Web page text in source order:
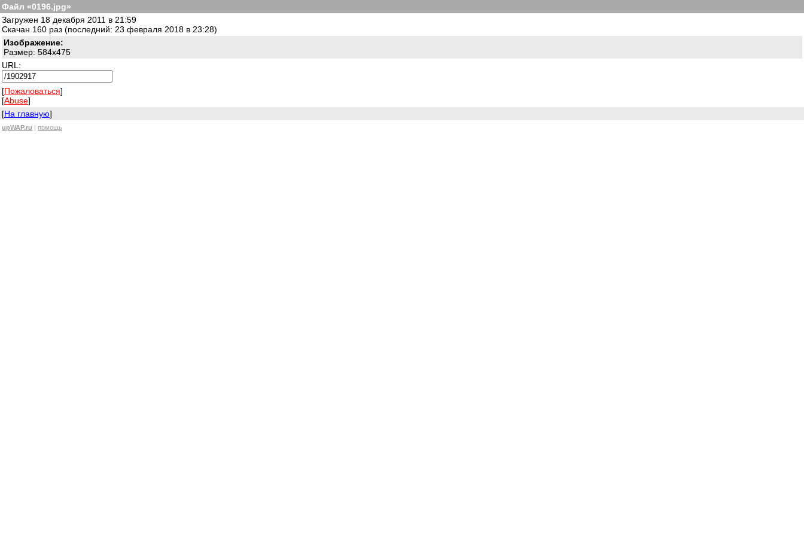
Файл «0196.jpg»
Загружен 18 декабря 2011 в 21:59
Скачан 160 раз (последний: 23 февраля 2018 в 23:28)
Изображение:
Размер: 584x475
URL:
[Пожаловаться]
[Abuse]
[На главную]
upWAP.ru | помощь